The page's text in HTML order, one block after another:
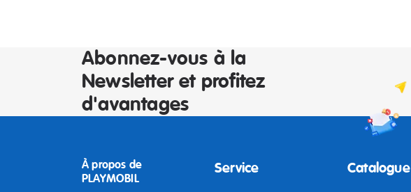
Abonnez-vous à la
Newsletter et profitez
d'avantages
À propos de
PLAYMOBIL
Service